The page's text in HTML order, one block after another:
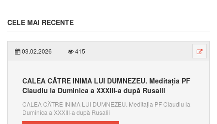
CELE MAI RECENTE
03.02.2026 415
CALEA CĂTRE INIMA LUI DUMNEZEU. Meditația PF
Claudiu la Duminica a XXXIII-a după Rusalii
CALEA CĂTRE INIMA LUI DUMNEZEU. Meditația PF Claudiu la
Duminica a XXXIII-a după Rusalii